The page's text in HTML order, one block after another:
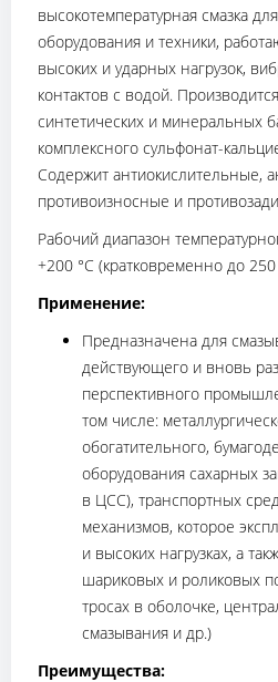
высокотемпературная смазка
оборудования и техники,
высоких и ударных нагрузок,
контактов с водой.
синтетических и минеральных
комплексного сульфонат-
Содержит антиокислительные,
противоизносные и
Рабочий диапазон
+200 °С (кратковременно до 250
Применение:
Предназначена для
действующего и вновь
перспективного
том числе:
обогатительного,
оборудования сахарных
в ЦСС), транспортных
механизмов, которое
и высоких нагрузках, а
шариковых и роликовых
тросах в оболочке,
смазывания и др.)
Преимущества: